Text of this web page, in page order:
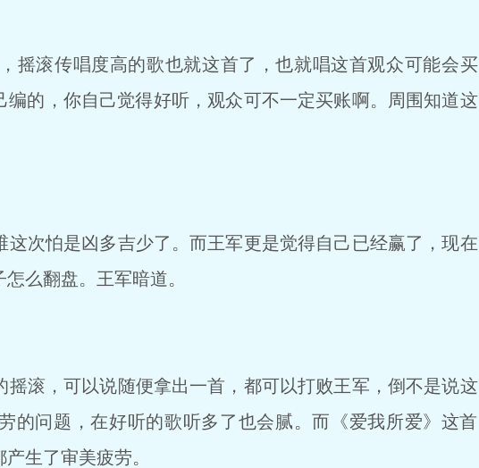
摇滚传唱度高的歌也就这首了，也就唱这首观众可能会买
的，你自己觉得好听，观众可不一定买账啊。周围知道这
次怕是凶多吉少了。而王军更是觉得自己已经赢了，现在
么翻盘。王军暗道。
滚，可以说随便拿出一首，都可以打败王军，倒不是说这
的问题，在好听的歌听多了也会腻。而《爱我所爱》这首
生了审美疲劳。